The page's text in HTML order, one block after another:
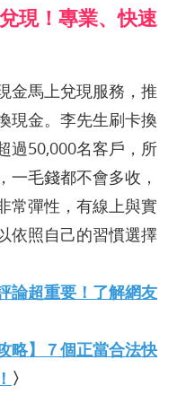
現！專業、快速
金馬上兌現服務，推
現金。李先生刷卡換
過50,000名客戶，所
一毛錢都不會多收，
常彈性，有線上與實
依照自己的習慣選擇
論超重要！了解網友
略】７個正當合法快
〉